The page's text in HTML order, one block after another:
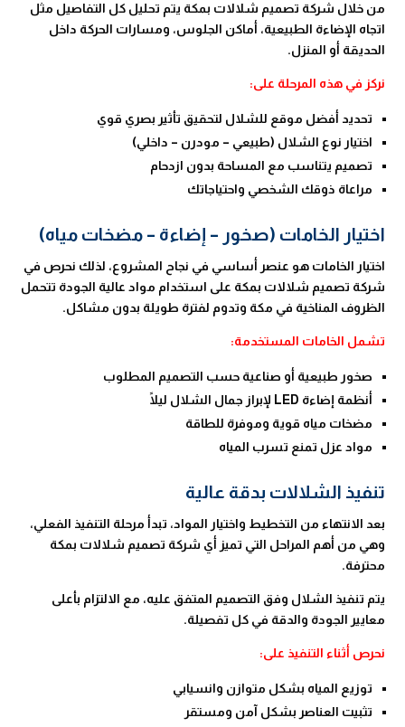
من خلال شركة تصميم شلالات بمكة يتم تحليل كل التفاصيل مثل
اتجاه الإضاءة الطبيعية، أماكن الجلوس، ومسارات الحركة داخل
الحديقة أو المنزل.
نركز في هذه المرحلة على:
تحديد أفضل موقع للشلال لتحقيق تأثير بصري قوي
اختيار نوع الشلال (طبيعي – مودرن – داخلي)
تصميم يتناسب مع المساحة بدون ازدحام
مراعاة ذوقك الشخصي واحتياجاتك
اختيار الخامات (صخور – إضاءة – مضخات مياه)
اختيار الخامات هو عنصر أساسي في نجاح المشروع، لذلك نحرص في
شركة تصميم شلالات بمكة على استخدام مواد عالية الجودة تتحمل
الظروف المناخية في مكة وتدوم لفترة طويلة بدون مشاكل.
تشمل الخامات المستخدمة:
صخور طبيعية أو صناعية حسب التصميم المطلوب
أنظمة إضاءة LED لإبراز جمال الشلال ليلًا
مضخات مياه قوية وموفرة للطاقة
مواد عزل تمنع تسرب المياه
تنفيذ الشلالات بدقة عالية
بعد الانتهاء من التخطيط واختيار المواد، تبدأ مرحلة التنفيذ الفعلي،
وهي من أهم المراحل التي تميز أي شركة تصميم شلالات بمكة
محترفة.
يتم تنفيذ الشلال وفق التصميم المتفق عليه، مع الالتزام بأعلى
معايير الجودة والدقة في كل تفصيلة.
نحرص أثناء التنفيذ على:
توزيع المياه بشكل متوازن وانسيابي
تثبيت العناصر بشكل آمن ومستقر